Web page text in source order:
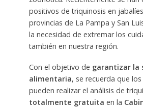
positivos de triquinosis en
provincias de La Pampa y San
la necesidad de extremar los
también en nuestra región.
Con el objetivo de garantizar la
alimentaria, se recuerda que
pueden realizar el análisis de
totalmente gratuita en la